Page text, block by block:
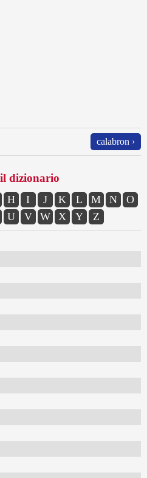
calabron ›
dizionario
H I J K L M N
O
U V W X Y Z